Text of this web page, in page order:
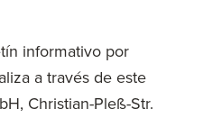
informativo por
a través de este
Christian-Pleß-Str.